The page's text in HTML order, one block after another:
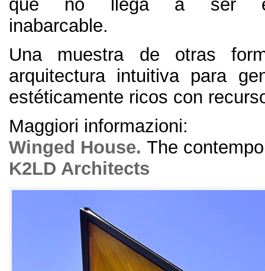
que no llega a ser
inabarcable.
Una muestra de otras
arquitectura intuitiva para
estéticamente ricos con
Maggiori informazioni:
Winged House. The
K2LD Architects